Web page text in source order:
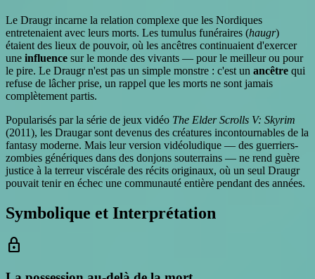
Le Draugr incarne la relation complexe que les Nordiques
entretenaient avec leurs morts. Les tumulus funéraires (haugr)
étaient des lieux de pouvoir, où les ancêtres continuaient d'exercer
une influence sur le monde des vivants — pour le meilleur ou pour
le pire. Le Draugr n'est pas un simple monstre : c'est un ancêtre qui
refuse de lâcher prise, un rappel que les morts ne sont jamais
complètement partis.
Popularisés par la série de jeux vidéo The Elder Scrolls V: Skyrim
(2011), les Draugar sont devenus des créatures incontournables de la
fantasy moderne. Mais leur version vidéoludique — des guerriers-
zombies génériques dans des donjons souterrains — ne rend guère
justice à la terreur viscérale des récits originaux, où un seul Draugr
pouvait tenir en échec une communauté entière pendant des années.
Symbolique et Interprétation
lock